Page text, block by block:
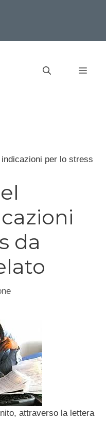
per lo stress
da
attraverso la lettera